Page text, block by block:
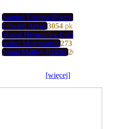
Samuel Everest D'arcy
Edward Arver3054 pkt
Magui Hernandez-Leclerc
Isobel Mcgonagall2731
Izumi Malfoy-Riddle2608
[więcej]